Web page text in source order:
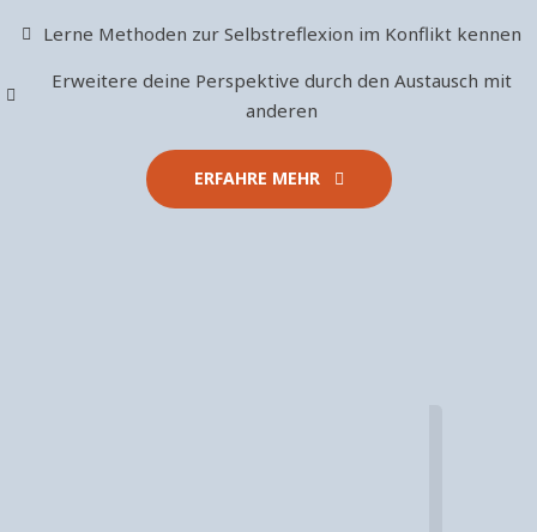
Lerne Methoden zur Selbstreflexion im Konflikt kennen
Erweitere deine Perspektive durch den Austausch mit
anderen
ERFAHRE MEHR